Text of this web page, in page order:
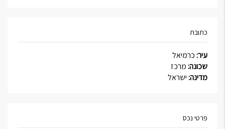
כתובת
עיר:כרמיאל
שכונה:מרכז
מדינה:ישראל
פרטי נכס